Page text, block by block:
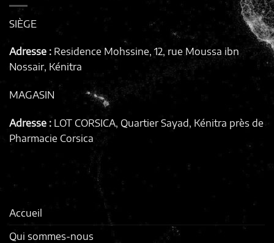
SIÈGE
Adresse : Residence Mohssine, 12, rue Moussa ibn
Nossair, Kénitra
MAGASIN
Adresse : LOT CORSICA, Quartier Sayad, Kénitra près de
Pharmacie Corsica
Accueil
Qui sommes-nous